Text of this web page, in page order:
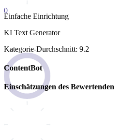
0
Einfache Einrichtung
KI Text Generator
Kategorie-Durchschnitt: 9.2
ContentBot
Einschätzungen des Bewertenden